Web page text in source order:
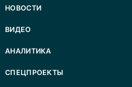
НОВОСТИ
ВИДЕО
АНАЛИТИКА
СПЕЦПРОЕКТЫ